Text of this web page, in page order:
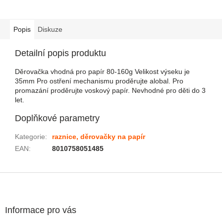
Popis Diskuze
Detailní popis produktu
Děrovačka vhodná pro papír 80-160g Velikost výseku je
35mm Pro ostření mechanismu proděrujte alobal. Pro
promazání proděrujte voskový papír. Nevhodné pro děti do 3
let.
Doplňkové parametry
Kategorie:
raznice, děrovačky na papír
EAN: 8010758051485
Informace pro vás